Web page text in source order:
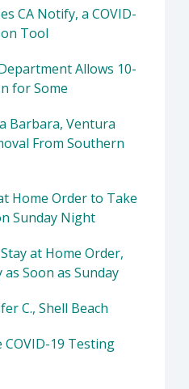
CA Notify, a COVID-
Tool
Allows 10-
for Some
Barbara, Ventura
From Southern
Home Order to Take
Sunday Night
at Home Order,
Soon as Sunday
C., Shell Beach
COVID-19 Testing